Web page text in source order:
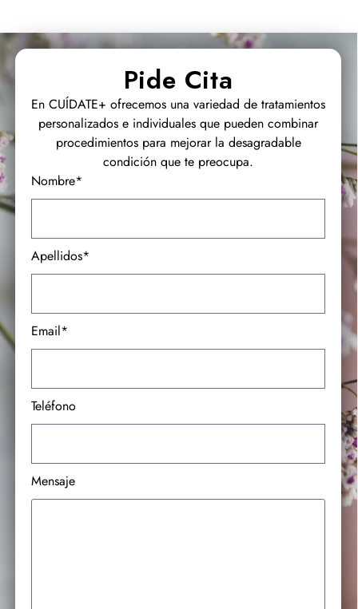
Pide Cita
En CUÍDATE+ ofrecemos una variedad de tratamientos
personalizados e individuales que pueden combinar
procedimientos para mejorar la desagradable
condición que te preocupa.
Nombre*
Apellidos*
Email*
Teléfono
Mensaje